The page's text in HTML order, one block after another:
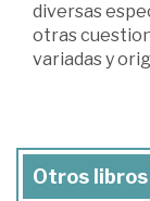
diversas
otras
variadas y
Otros libros